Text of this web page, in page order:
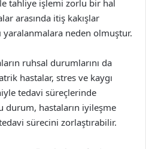
tahliye işlemi zorlu bir hal
arasında itiş kakışlar
yaralanmalara neden olmuştur.
ruhsal durumlarını da
hastalar, stres ve kaygı
tedavi süreçlerinde
durum, hastaların iyileşme
sürecini zorlaştırabilir.